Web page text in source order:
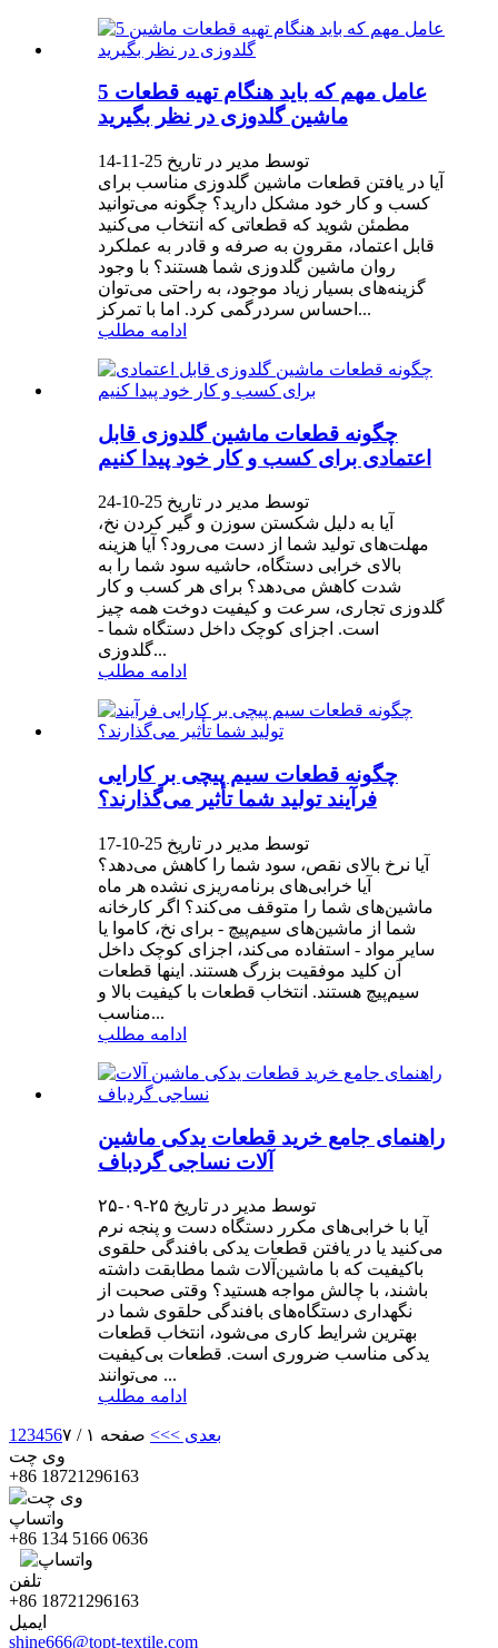
5 عامل مهم که باید هنگام تهیه قطعات
ماشین گلدوزی در نظر بگیرید
توسط مدیر در تاریخ 25-11-14
آیا در یافتن قطعات ماشین گلدوزی مناسب برای
کسب و کار خود مشکل دارید؟ چگونه می‌توانید
مطمئن شوید که قطعاتی که انتخاب می‌کنید
قابل اعتماد، مقرون به صرفه و قادر به عملکرد
روان ماشین گلدوزی شما هستند؟ با وجود
گزینه‌های بسیار زیاد موجود، به راحتی می‌توان
احساس سردرگمی کرد. اما با تمرکز...
ادامه مطلب
چگونه قطعات ماشین گلدوزی قابل
اعتمادی برای کسب و کار خود پیدا کنیم
توسط مدیر در تاریخ 25-10-24
آیا به دلیل شکستن سوزن و گیر کردن نخ،
مهلت‌های تولید شما از دست می‌رود؟ آیا هزینه
بالای خرابی دستگاه، حاشیه سود شما را به
شدت کاهش می‌دهد؟ برای هر کسب و کار
گلدوزی تجاری، سرعت و کیفیت دوخت همه چیز
است. اجزای کوچک داخل دستگاه شما -
گلدوزی...
ادامه مطلب
چگونه قطعات سیم پیچی بر کارایی
فرآیند تولید شما تأثیر می‌گذارند؟
توسط مدیر در تاریخ 25-10-17
آیا نرخ بالای نقص، سود شما را کاهش می‌دهد؟
آیا خرابی‌های برنامه‌ریزی نشده هر ماه
ماشین‌های شما را متوقف می‌کند؟ اگر کارخانه
شما از ماشین‌های سیم‌پیچ - برای نخ، کاموا یا
سایر مواد - استفاده می‌کند، اجزای کوچک داخل
آن کلید موفقیت بزرگ هستند. اینها قطعات
سیم‌پیچ هستند. انتخاب قطعات با کیفیت بالا و
مناسب...
ادامه مطلب
راهنمای جامع خرید قطعات یدکی ماشین
آلات نساجی گردباف
توسط مدیر در تاریخ ۲۵-۰۹-۲۵
آیا با خرابی‌های مکرر دستگاه دست و پنجه نرم
می‌کنید یا در یافتن قطعات یدکی بافندگی حلقوی
باکیفیت که با ماشین‌آلات شما مطابقت داشته
باشند، با چالش مواجه هستید؟ وقتی صحبت از
نگهداری دستگاه‌های بافندگی حلقوی شما در
بهترین شرایط کاری می‌شود، انتخاب قطعات
یدکی مناسب ضروری است. قطعات بی‌کیفیت
می‌توانند ...
ادامه مطلب
1 23456 بعدی >>> صفحه ۱ / ۷
وی چت
‎+86 18721296163‎
واتساپ
‎+86 134 5166 0636‎
تلفن
‎+86 18721296163‎
ایمیل
shine666@topt-textile.com